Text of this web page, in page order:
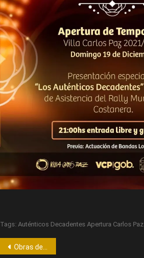
Tags: Auténticos Decadentes Apertura Carlos Paz
Obras de teatro en Carlos Paz